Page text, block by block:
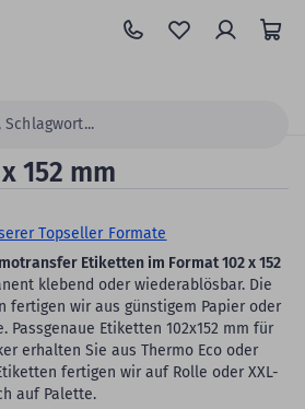
152 mm
Topseller Formate
Etiketten im Format 102 x 152
klebend oder wiederablösbar. Die
fertigen wir aus günstigem Papier oder
Passgenaue Etiketten 102x152 mm für
erhalten Sie aus Thermo Eco oder
fertigen wir auf Rolle oder XXL-
auf Palette.